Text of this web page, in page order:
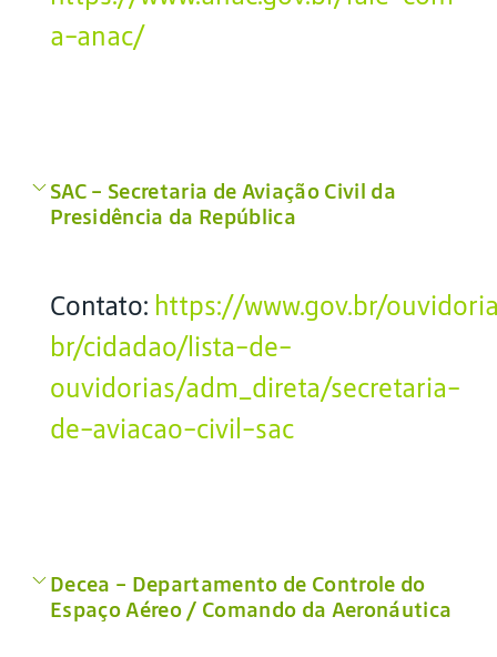
a-anac/
SAC – Secretaria de Aviação Civil da
Presidência da República
Contato: https://www.gov.br/
br/cidadao/lista-de-
ouvidorias/adm_direta/secretaria-
de-aviacao-civil-sac
Decea – Departamento de Controle do
Espaço Aéreo / Comando da Aeronáutica